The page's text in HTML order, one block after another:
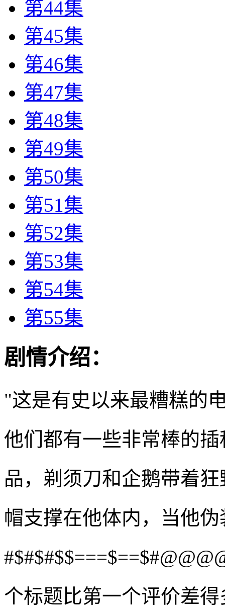
第44集
第45集
第46集
第47集
第48集
第49集
第50集
第51集
第52集
第53集
第54集
第55集
剧情介绍：
"这是有史以来最糟糕的
他们都有一些非常棒的
品，剃须刀和企鹅带着
帽支撑在他体内，当他
个标题比第一个评价差